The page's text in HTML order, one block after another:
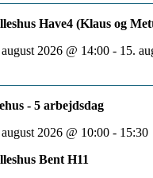
Have4 (Klaus og
2026 @ 14:00 - 15.
- 5 arbejdsdag
2026 @ 10:00 - 15:30
Bent H11